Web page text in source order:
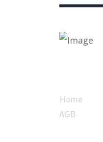
Home
AGB